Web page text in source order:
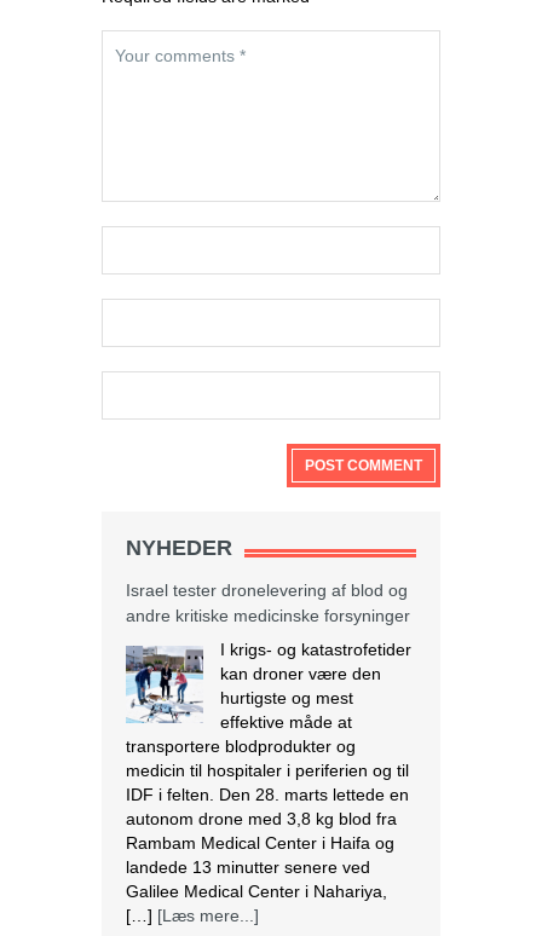
NYHEDER
Israel tester dronelevering af blod og
andre kritiske medicinske forsyninger
I krigs- og katastrofetider
kan droner være den
hurtigste og mest
effektive måde at
transportere blodprodukter og
medicin til hospitaler i periferien og til
IDF i felten. Den 28. marts lettede en
autonom drone med 3,8 kg blod fra
Rambam Medical Center i Haifa og
landede 13 minutter senere ved
Galilee Medical Center i Nahariya,
[…] [Læs mere...]